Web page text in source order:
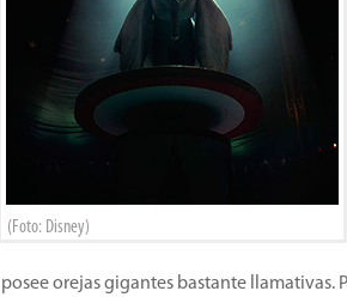
(Foto: Disney)
posee orejas gigantes bastante llamativas.